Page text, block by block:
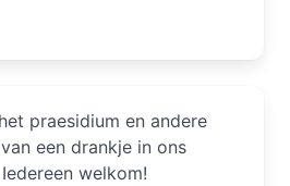
praesidium en andere
een drankje in ons
welkom!